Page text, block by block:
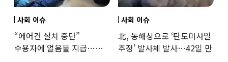
사회 이슈
“에어컨 설치 중단”
수용자에 얼음물 지급…
사회 이슈
北, 동해상으로 ‘탄도미사일
추정’ 발사체 발사…42일 만